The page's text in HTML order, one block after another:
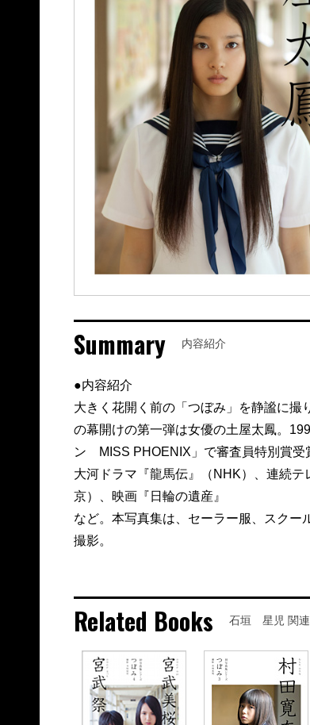
Summary 内容紹介
●内容紹介
大きく花開く前の「つぼみ」を静謐に
の幕開けの第一弾は女優の土屋太鳳。
ン MISS PHOENIX」で審査員特別賞受
大河ドラマ『龍馬伝』（NHK）、連続
京）、映画『日輪の遺産』
など。本写真集は、セーラー服、スクー
撮影。
Related Books 石垣 星児 関